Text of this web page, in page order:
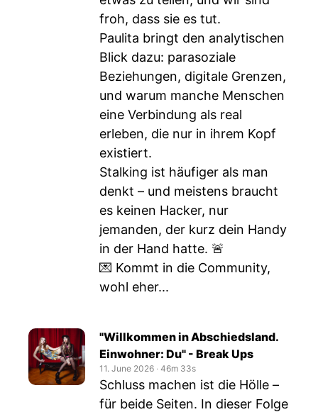
froh, dass sie es tut.
Paulita bringt den analytischen
Blick dazu: parasoziale
Beziehungen, digitale Grenzen,
und warum manche Menschen
eine Verbindung als real
erleben, die nur in ihrem Kopf
existiert.
Stalking ist häufiger als man
denkt – und meistens braucht
es keinen Hacker, nur
jemanden, der kurz dein Handy
in der Hand hatte. 🚨
💌 Kommt in die Community,
wohl eher...
"Willkommen in Abschiedsland.
Einwohner: Du" - Break Ups
11. June 2026 ‧ 46m 33s
Schluss machen ist die Hölle –
für beide Seiten. In dieser Folge